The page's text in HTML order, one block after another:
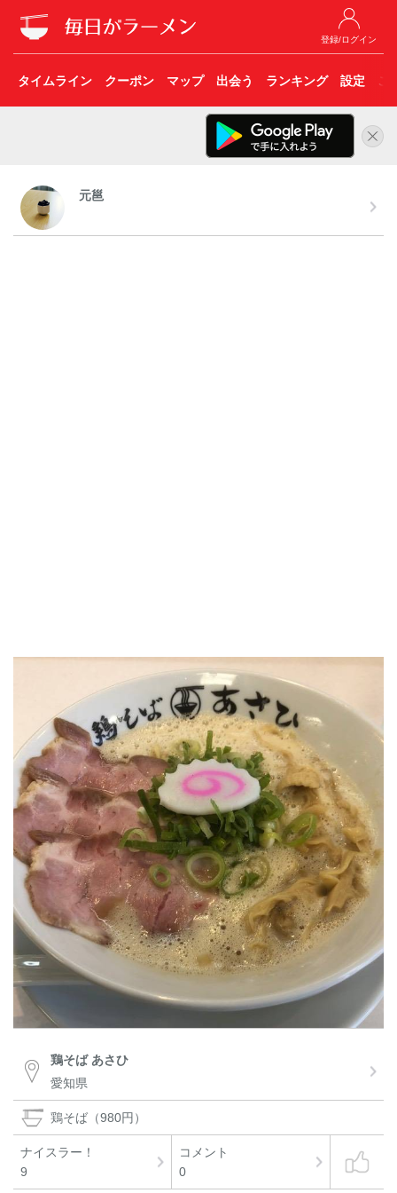
登録/ログイン
タイムライン クーポン マップ 出会う ランキング 設定 こ
元邕
鶏そば あさひ
愛知県
鶏そば（980円）
ナイスラー！
9
コメント
0